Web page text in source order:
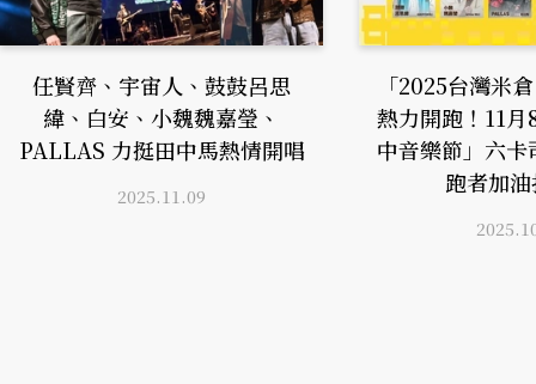
任賢齊、宇宙人、鼓鼓呂思
緯、白安、小魏魏嘉瑩、
PALLAS 力挺田中馬熱情開唱
2025.11.09
「2025台灣米
熱力開跑！11
中音樂節」六
跑者加